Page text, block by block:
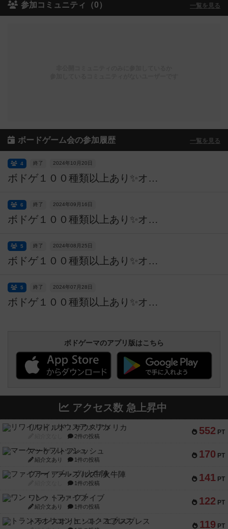
参加コミュニティ（0） 一覧を見る
ボードゲーム会の参加履歴 一覧を見る
ボドゲ１００種類以上あり✨オタク無双カンパニーによるボードゲーム会✨【初心者も大歓迎】参加費無料！ソロ参加OK！女性一人参加OK！途中参加＆途中退場OK！10月20日13時～18時＠渋谷／神泉
終了 2024年10月20日
4
ボドゲ１００種類以上あり✨オタク無双カンパニーによるボードゲーム会✨【初心者も大歓迎】参加費無料！ソロ参加OK！女性一人参加OK！途中参加＆途中退場OK！9月16日13時～18時＠渋谷／神泉
終了 2024年09月16日
6
ボドゲ１００種類以上あり✨オタク無双カンパニーによるボードゲーム会✨【初心者も大歓迎】参加費無料！ソロ参加OK！女性一人参加OK！途中参加＆途中退場OK！7月28日13時～18時＠渋谷／神泉
終了 2024年08月25日
5
ボドゲ１００種類以上あり✨オタク無双カンパニーによるボードゲーム会✨【初心者も大歓迎】参加費無料！ソロ参加OK！女性一人参加OK！途中参加＆途中退場OK！7月28日13時～18時＠渋谷／神泉
終了 2024年07月28日
5
ボドゲーマのアプリ版はこちら
アクセス数 急上昇中
552 PT
リワイルド：サウスアメリカ
2件の投稿
170 PT
マーケットフレッシュ
紹介文あり 1件の投稿
141 PT
ファイアー・ブルズ / 火牛陣
1件の投稿
122 PT
ワン・トゥ・ファイブ
紹介文あり 1件の投稿
119 PT
トランスオリエント・エクスプレス